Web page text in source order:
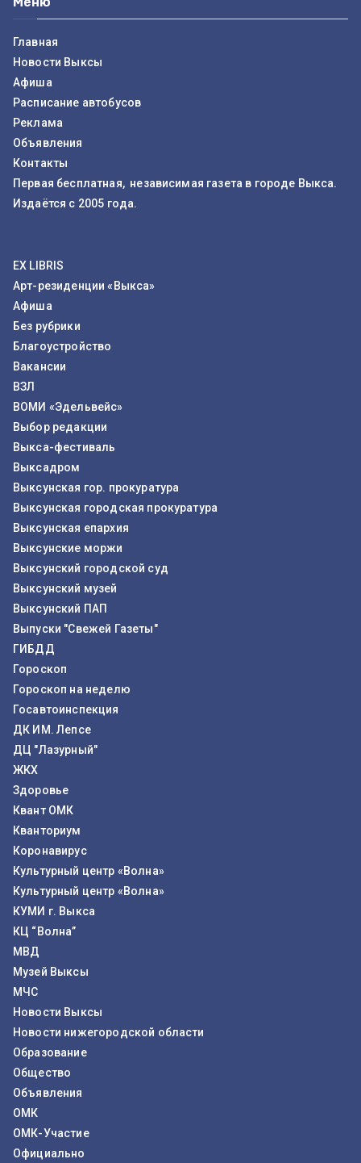
Главная
Новости Выксы
Афиша
Расписание автобусов
Реклама
Объявления
Контакты
Первая бесплатная, независимая газета в городе Выкса.
Издаётся с 2005 года.
EX LIBRIS
Арт-резиденции «Выкса»
Афиша
Без рубрики
Благоустройство
Вакансии
ВЗЛ
ВОМИ «Эдельвейс»
Выбор редакции
Выкса-фестиваль
Выксадром
Выксунская гор. прокуратура
Выксунская городская прокуратура
Выксунская епархия
Выксунские моржи
Выксунский городской суд
Выксунский музей
Выксунский ПАП
Выпуски "Свежей Газеты"
ГИБДД
Гороскоп
Гороскоп на неделю
Госавтоинспекция
ДК ИМ. Лепсе
ДЦ "Лазурный"
ЖКХ
Здоровье
Квант ОМК
Кванториум
Коронавирус
Культурный центр «Волна»
Культурный центр «Волна»
КУМИ г. Выкса
КЦ “Волна”
МВД
Музей Выксы
МЧС
Новости Выксы
Новости нижегородской области
Образование
Общество
Объявления
ОМК
ОМК-Участие
Официально